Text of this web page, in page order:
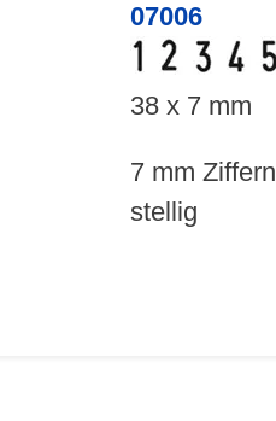
07006
38 x 7 mm
7 mm
stellig